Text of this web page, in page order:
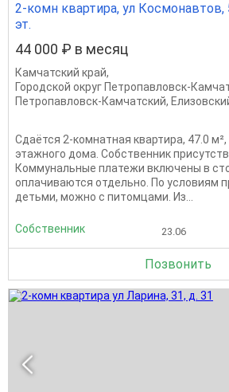
2-комн квартира, ул Космонавтов,
эт.
44 000 ₽ в месяц
Камчатский край,
Городской округ Петропавловск-
Петропавловск-Камчатский,
Сдаётся 2-комнатная квартира, 47.0
этажного дома. Собственник
Коммунальные платежи включены в
оплачиваются отдельно. По условиям
детьми, можно с питомцами. Из...
Собственник 23.06
Позвонить